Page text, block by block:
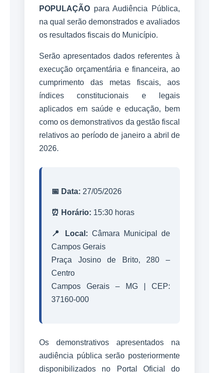
POPULAÇÃO para Audiência Pública,
na qual serão demonstrados e avaliados
os resultados fiscais do Município.
Serão apresentados dados referentes à
execução orçamentária e financeira, ao
cumprimento das metas fiscais, aos
índices constitucionais e legais
aplicados em saúde e educação, bem
como os demonstrativos da gestão fiscal
relativos ao período de janeiro a abril de
2026.
📅 Data: 27/05/2026
⏰ Horário: 15:30 horas
📍 Local: Câmara Municipal de
Campos Gerais
Praça Josino de Brito, 280 –
Centro
Campos Gerais – MG | CEP:
37160-000
Os demonstrativos apresentados na
audiência pública serão posteriormente
disponibilizados no Portal Oficial do